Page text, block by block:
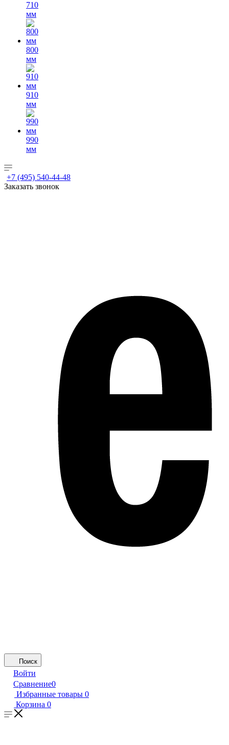
710
мм
800
мм
910
мм
990
мм
+7 (495) 540-44-48
Заказать звонок
Поиск
Войти
Сравнение0
Избранные товары 0
Корзина 0